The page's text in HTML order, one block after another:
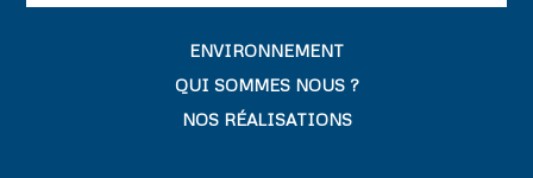
ENVIRONNEMENT
QUI SOMMES NOUS ?
NOS RÉALISATIONS